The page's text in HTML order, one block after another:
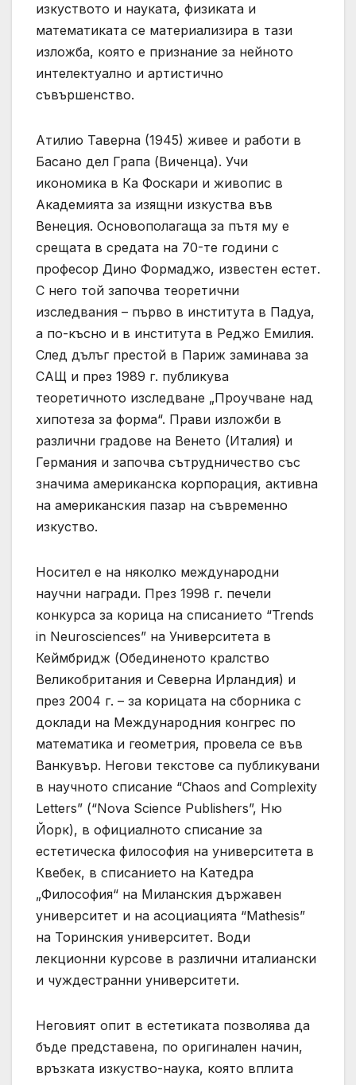
изкуството и науката, физиката и
математиката се материализира в тази
изложба, която е признание за нейното
интелектуално и артистично
съвършенство.
Атилио Таверна (1945) живее и работи в
Басано дел Грапа (Виченца). Учи
икономика в Ка Фоскари и живопис в
Академията за изящни изкуства във
Венеция. Основополагаща за пътя му е
срещата в средата на 70-те години с
професор Дино Формаджо, известен естет.
С него той започва теоретични
изследвания – първо в института в Падуа,
а по-късно и в института в Реджо Емилия.
След дълъг престой в Париж заминава за
САЩ и през 1989 г. публикува
теоретичното изследване „Проучване над
хипотеза за форма“. Прави изложби в
различни градове на Венето (Италия) и
Германия и започва сътрудничество със
значима американска корпорация, активна
на американския пазар на съвременно
изкуство.
Носител е на няколко международни
научни награди. През 1998 г. печели
конкурса за корица на списанието “Trends
in Neurosciences” на Университета в
Кеймбридж (Обединеното кралство
Великобритания и Северна Ирландия) и
през 2004 г. – за корицата на сборника с
доклади на Международния конгрес по
математика и геометрия, провела се във
Ванкувър. Негови текстове са публикувани
в научното списание “Chaos and Complexity
Letters” (“Nova Science Publishers”, Ню
Йорк), в официалното списание за
естетическа философия на университета в
Квебек, в списанието на Катедра
„Философия“ на Миланския държавен
университет и на асоциацията “Mathesis”
на Торинския университет. Води
лекционни курсове в различни италиански
и чуждестранни университети.
Неговият опит в естетиката позволява да
бъде представена, по оригинален начин,
връзката изкуство-наука, която вплита